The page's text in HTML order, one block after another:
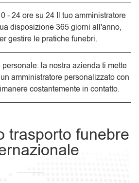
- 24 ore su 24 Il tuo amministratore
disposizione 365 giorni all'anno,
gestire le pratiche funebri.
la nostra azienda ti mette
amministratore personalizzato con
costantemente in contatto.
trasporto funebre